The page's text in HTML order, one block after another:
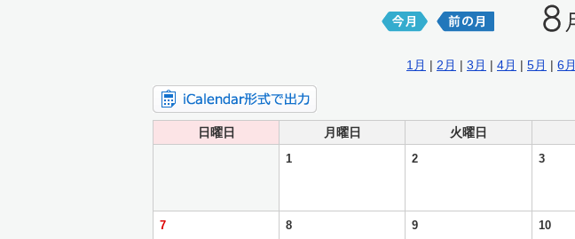
1月 | 2月 | 3月 | 4月 | 5月 | 6月
日曜日 月曜日 火曜日
1 2 3
7 8 9 10